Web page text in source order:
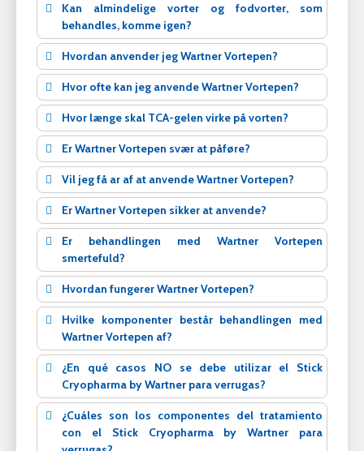
Kan almindelige vorter og fodvorter, som
behandles, komme igen?
Hvordan anvender jeg Wartner Vortepen?
Hvor ofte kan jeg anvende Wartner Vortepen?
Hvor længe skal TCA-gelen virke på vorten?
Er Wartner Vortepen svær at påføre?
Vil jeg få ar af at anvende Wartner Vortepen?
Er Wartner Vortepen sikker at anvende?
Er behandlingen med Wartner Vortepen
smertefuld?
Hvordan fungerer Wartner Vortepen?
Hvilke komponenter består behandlingen med
Wartner Vortepen af?
¿En qué casos NO se debe utilizar el Stick
Cryopharma by Wartner para verrugas?
¿Cuáles son los componentes del tratamiento
con el Stick Cryopharma by Wartner para